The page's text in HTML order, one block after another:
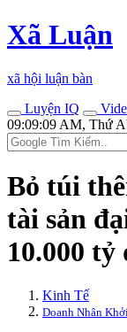
Xã Luận
xã hội luận bàn
Luyện IQ
09:09:09 AM, Thứ
Bỏ túi
tài sản
10.000 tỷ
Kinh Tế
Doanh Nhân